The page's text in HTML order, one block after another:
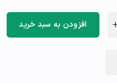
افزودن به سبد خرید